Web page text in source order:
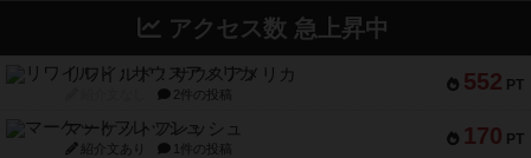
アクセス数 急上昇中
552 PT
リワイルド：サウスアメリカ
2件の投稿
170 PT
マーケットフレッシュ
紹介文あり 1件の投稿